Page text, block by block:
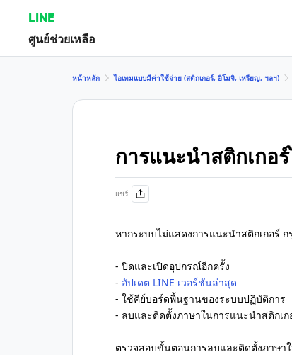
LINE
ศูนย์ช่วยเหลือ
หน้าหลัก ไอเทมแบบมีค่าใช้จ่าย (สติกเกอร์, อิโมจิ, เหรียญ, ฯลฯ)
การแนะนำสติกเกอ
แชร์
หากระบบไม่แสดงการแนะนำสติกเกอร์
- ปิดและเปิดอุปกรณ์อีกครั้ง
- อัปเดต LINE เวอร์ชันล่าสุด
- ใช้คีย์บอร์ดพื้นฐานของระบบปฏิบัติการ
- ลบและติดตั้งภาษาในการแนะนำสติกเก
ตรวจสอบขั้นตอนการลบและติดตั้งภาษา